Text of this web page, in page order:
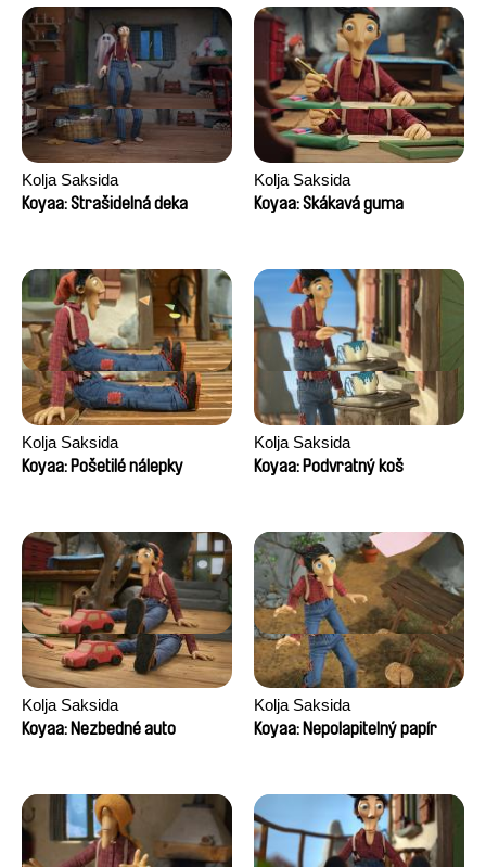
Kolja Saksida
Koyaa: Strašidelná deka
Kolja Saksida
Koyaa: Skákavá guma
Kolja Saksida
Koyaa: Pošetilé nálepky
Kolja Saksida
Koyaa: Podvratný koš
Kolja Saksida
Koyaa: Nezbedné auto
Kolja Saksida
Koyaa: Nepolapitelný papír